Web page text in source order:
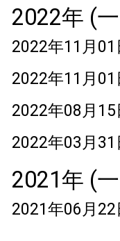
2022年 (
2022年11月01
2022年11月01
2022年08月15
2022年03月31
2021年 (
2021年06月22